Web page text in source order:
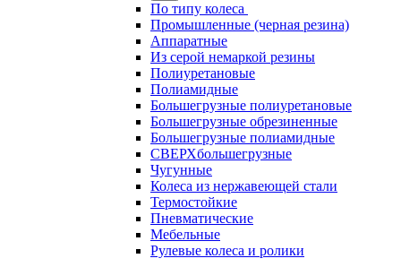
По типу колеса
Промышленные (черная резина)
Аппаратные
Из серой немаркой резины
Полиуретановые
Полиамидные
Большегрузные полиуретановые
Большегрузные обрезиненные
Большегрузные полиамидные
СВЕРХбольшегрузные
Чугунные
Колеса из нержавеющей стали
Термостойкие
Пневматические
Мебельные
Рулевые колеса и ролики